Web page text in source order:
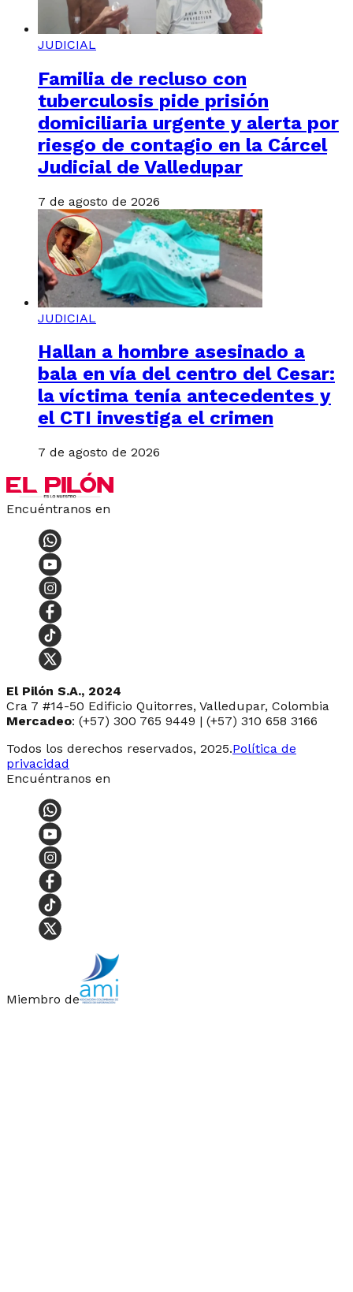
JUDICIAL
Familia de recluso con
tuberculosis pide prisión
domiciliaria urgente y alerta por
riesgo de contagio en la Cárcel
Judicial de Valledupar
7 de agosto de 2026
JUDICIAL
Hallan a hombre asesinado a
bala en vía del centro del Cesar:
la víctima tenía antecedentes y
el CTI investiga el crimen
7 de agosto de 2026
Encuéntranos en
El Pilón S.A., 2024
Cra 7 #14-50 Edificio Quitorres, Valledupar, Colombia
Mercadeo: (+57) 300 765 9449 | (+57) 310 658 3166
Todos los derechos reservados, 2025.Política de
privacidad
Encuéntranos en
Miembro de